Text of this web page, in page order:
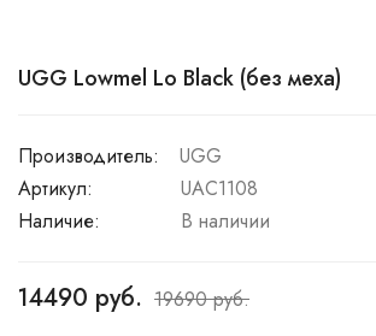
UGG Lowmel Lo Black (без меха)
Производитель:
UGG
Артикул:
UAC1108
Наличие:
В наличии
14490 руб. 19690 руб.